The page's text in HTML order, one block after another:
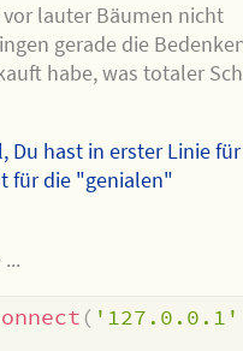
lauter Bäumen nicht
gerade die
habe, was totaler
Du hast in erster Linie
für die "genialen"
( '127.0.0.1'